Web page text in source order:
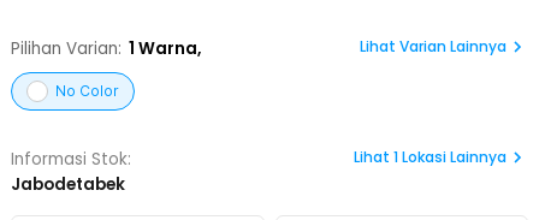
Pilihan Varian: 1 Warna, Lihat Varian Lainnya
No Color
Informasi Stok:
Jabodetabek
Lihat 1Lokasi Lainnya